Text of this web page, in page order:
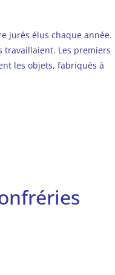
jurés élus chaque année.
travaillaient. Les premiers
les objets, fabriqués à